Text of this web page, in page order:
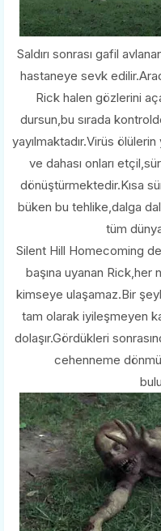
Saldırı sonrası gafil
hastaneye sevk
Rick halen gözlerini
dursun,bu sırada
yayılmaktadır.Virüs
ve dahası onları
dönüştürmektedir.Kısa
büken bu tehlike,dalga
tüm
Silent Hill Homecoming
başına uyanan Rick,her
kimseye ulaşamaz.Bir
tam olarak iyileşmeyen
dolaşır.Gördükleri
cehenneme